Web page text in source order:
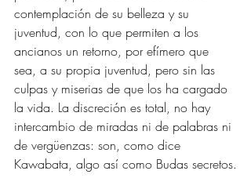
contemplación de su belleza y su
juventud, con lo que permiten a los
ancianos un retorno, por efímero que
sea, a su propia juventud, pero sin las
culpas y miserias de que los ha cargado
la vida. La discreción es total, no hay
intercambio de miradas ni de palabras ni
de vergüenzas: son, como dice
Kawabata, algo así como Budas secretos.